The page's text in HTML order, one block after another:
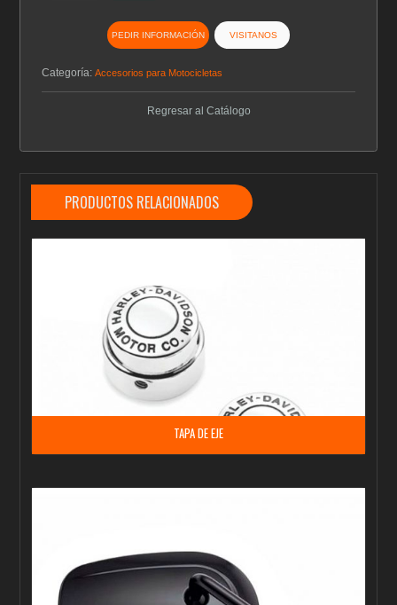
PEDIR INFORMACIÓN VISITANOS
Categoría:Accesorios para Motocicletas
Regresar al Catálogo
PRODUCTOS RELACIONADOS
TAPA DE EJE